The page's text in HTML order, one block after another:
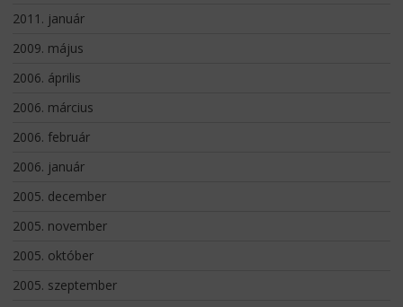
2011. január
2009. május
2006. április
2006. március
2006. február
2006. január
2005. december
2005. november
2005. október
2005. szeptember